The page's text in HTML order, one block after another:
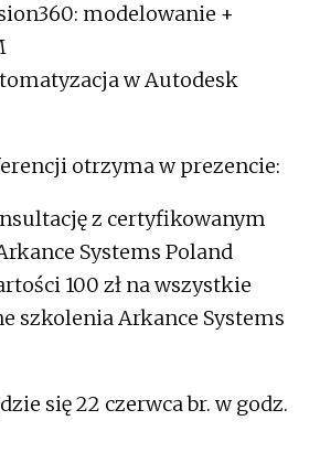
modelowanie +
w Autodesk
otrzyma w prezencie:
z certyfikowanym
Systems Poland
100 zł na wszystkie
szkolenia Arkance Systems
się 22 czerwca br. w godz.